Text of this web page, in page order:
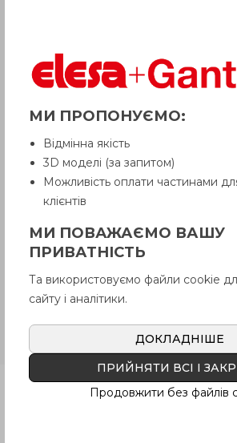
УВАГА!
відвантажується
до 6 робочих днів.
Продавець залишає за
відпускати товар у
гамі, якщо інше не
CWN-BЛатунна
різьбовий глухий
Продукція
МИ ПРОПОНУЄМО:
Відмінна якість
3D моделі (за запитом)
Можливість оплати частинами
клієнтів
МИ ПОВАЖАЄМО ВАШУ
ПРИВАТНІСТЬ
Та використовуємо файли cookie
сайту і аналітики.
ДОКЛАДНІШЕ
ПРИЙНЯТИ ВСІ І
Продовжити без файлів